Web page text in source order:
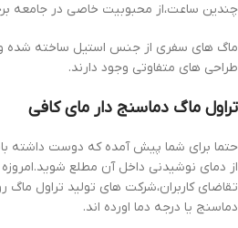
چندین ساعت،از محبوبیت خاصی در جامعه
ماگ های سفری از جنس استیل ساخته شده و
طراحی های متفاوتی وجود دارند.
تراول ماگ دماسنج دار مای کافی
حتما برای شما پیش آمده که دوست داشته
از دمای نوشیدنی داخل آن مطلع
تقاضای کاربران،شرکت های تولید تراول
دماسنج یا درجه دما اورده اند.